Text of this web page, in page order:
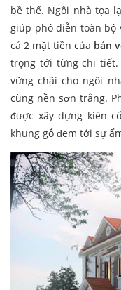
bề thế. Ngôi nhà tọa
giúp phô diễn toàn bộ
cả 2 mặt tiền của bản
trọng tới từng chi
vững chãi cho ngôi
cùng nền sơn trắng.
được xây dựng kiên
khung gỗ đem tới sự